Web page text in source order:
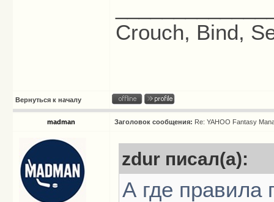
Crouch, Bind,
Вернуться к началу
madman Заголовок сообщения: Re: YAHOO Fantasy
zdur писал(а):
А где правила